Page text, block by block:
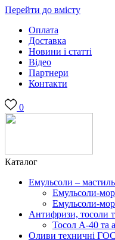
Перейти до вмісту
Оплата
Доставка
Новини і статті
Відео
Партнери
Контакти
0
Каталог
Емульсоли –
Емульсоли-
Емульсоли-мор
Антифризи, тосоли
Тосол А-40 та
Оливи техничні